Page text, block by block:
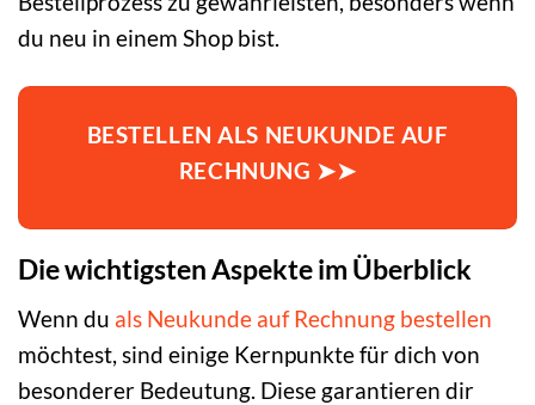
du neu in einem Shop bist.
BESTELLEN ALS NEUKUNDE AUF
RECHNUNG ➤➤
Die wichtigsten Aspekte im Überblick
Wenn du als Neukunde auf Rechnung bestellen
möchtest, sind einige Kernpunkte für dich von
besonderer Bedeutung. Diese garantieren dir